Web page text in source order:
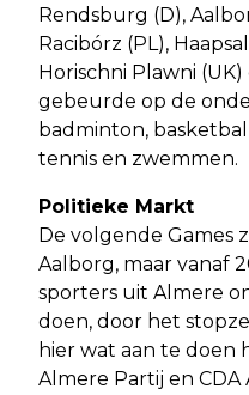
Rendsburg (D),
Racibórz (PL),
Horischni Plawni
gebeurde op de
badminton,
tennis en zwemmen.
Politieke Markt
De volgende Games
Aalborg, maar vanaf
sporters uit Almere
doen, door het
hier wat aan te doen
Almere Partij en